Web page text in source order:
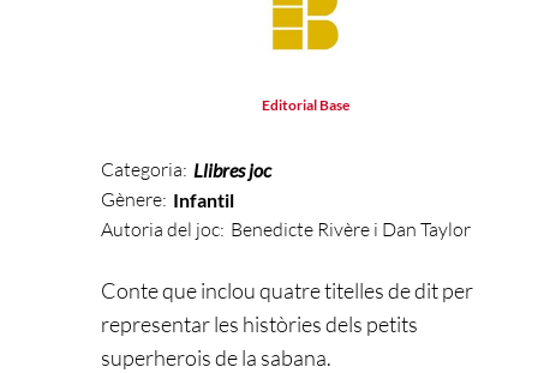
Editorial Base
Categoria: Llibres joc
Gènere: Infantil
Autoria del joc: Benedicte Rivère i Dan Taylor
Conte que inclou quatre titelles de dit per
representar les històries dels petits
superherois de la sabana.